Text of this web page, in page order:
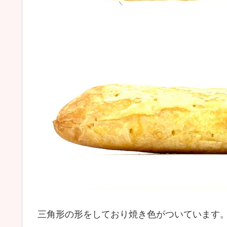
三角形の形をしており焼き色がついています